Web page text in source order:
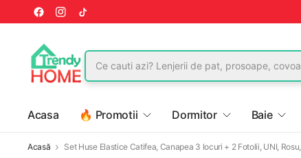
Acasa 🔥 Promotii Dormitor Baie
Acasă Set Huse Elastice Catifea, Canapea 3 locuri + 2 Fotolii, UNI,